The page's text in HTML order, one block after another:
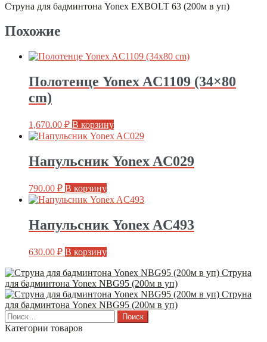
уп)
Струна для бадминтона Yonex EXBOLT 63 (200м в уп)
Похожие
Полотенце Yonex AC1109 (34×80
cm)
1,670.00 ₽ В корзину
Напульсник Yonex AC029
790.00 ₽ В корзину
Напульсник Yonex AC493
630.00 ₽ В корзину
Струна
для бадминтона Yonex NBG95 (200м в уп)
Струна
для бадминтона Yonex NBG95 (200м в уп)
Найти:
Категории товаров